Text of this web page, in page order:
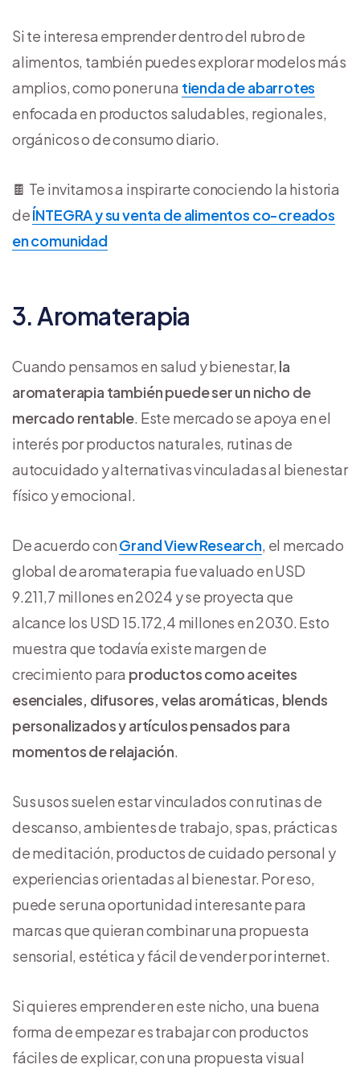
Si te interesa emprender dentro del rubro de
alimentos, también puedes explorar modelos más
amplios, como poner una tienda de abarrotes
enfocada en productos saludables, regionales,
orgánicos o de consumo diario.
🍫 Te invitamos a inspirarte conociendo la historia
deÍNTEGRA y su venta de alimentos co-creados
en comunidad
3. Aromaterapia
Cuando pensamos en salud y bienestar, la
aromaterapia también puede ser un nicho de
mercado rentable. Este mercado se apoya en el
interés por productos naturales, rutinas de
autocuidado y alternativas vinculadas al bienestar
físico y emocional.
De acuerdo conGrand View Research, el mercado
global de aromaterapia fue valuado en USD
9.211,7 millones en 2024 y se proyecta que
alcance los USD 15.172,4 millones en 2030. Esto
muestra que todavía existe margen de
crecimiento para productos como aceites
esenciales, difusores, velas aromáticas, blends
personalizados y artículos pensados para
momentos de relajación.
Sus usos suelen estar vinculados con rutinas de
descanso, ambientes de trabajo, spas, prácticas
de meditación, productos de cuidado personal y
experiencias orientadas al bienestar. Por eso,
puede ser una oportunidad interesante para
marcas que quieran combinar una propuesta
sensorial, estética y fácil de vender por internet.
Si quieres emprender en este nicho, una buena
forma de empezar es trabajar con productos
fáciles de explicar, con una propuesta visual